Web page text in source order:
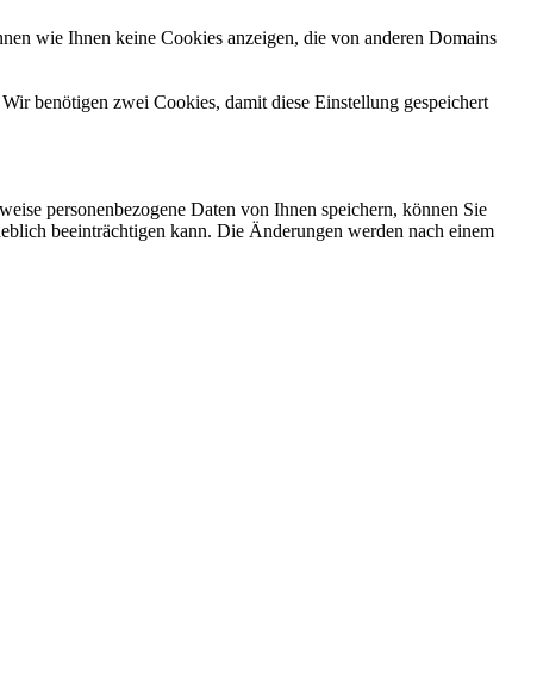
wie Ihnen keine Cookies anzeigen, die von anderen Domains
benötigen zwei Cookies, damit diese Einstellung gespeichert
personenbezogene Daten von Ihnen speichern, können Sie
beeinträchtigen kann. Die Änderungen werden nach einem